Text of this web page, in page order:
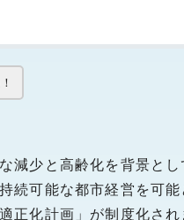
減少と高齢化を背景と
続可能な都市経営を可
正化計画」が制度化さ